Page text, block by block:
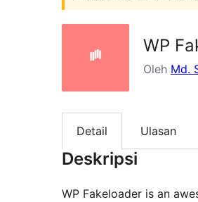
WP
Oleh Md.
Detail Ulasan
Deskripsi
WP Fakeloader is an